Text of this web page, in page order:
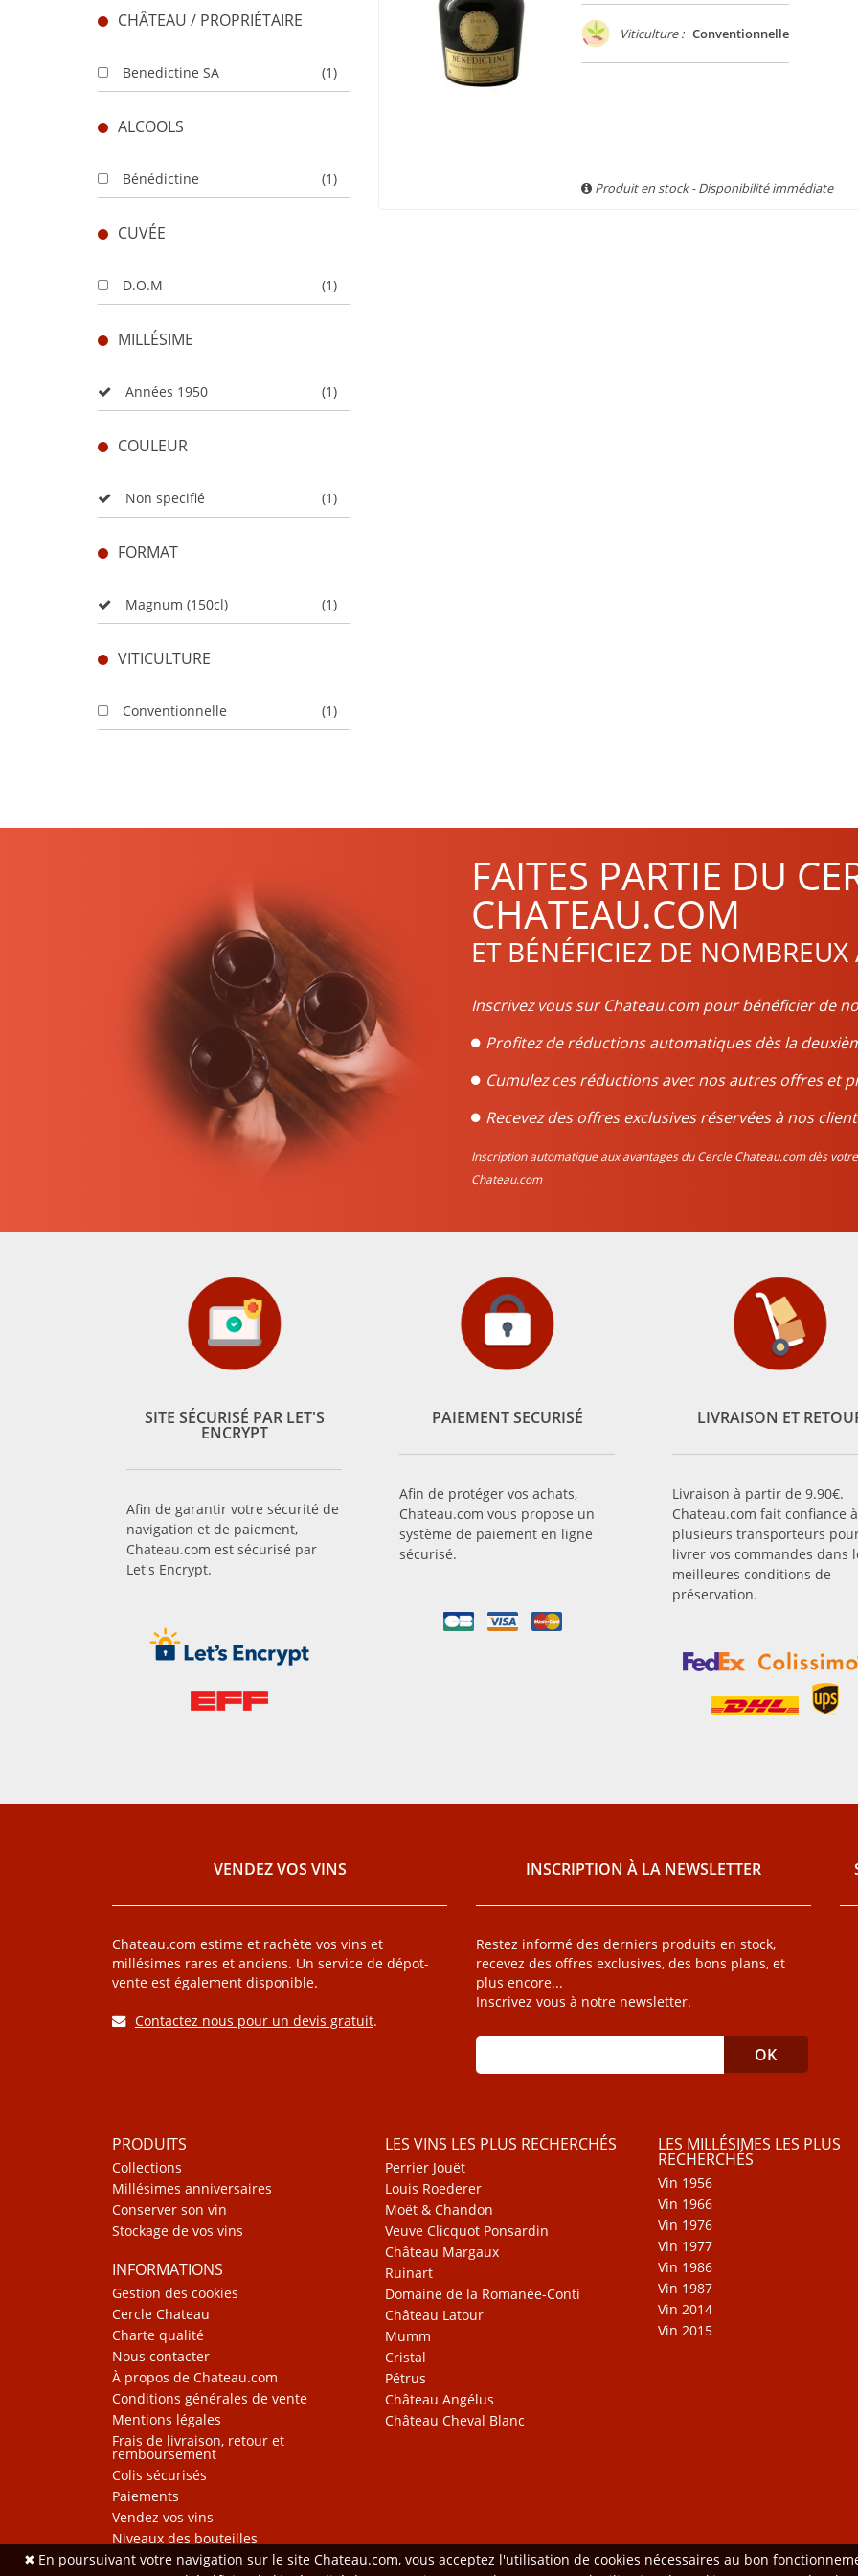
CHÂTEAU / PROPRIÉTAIRE
Benedictine SA (1)
ALCOOLS
Bénédictine (1)
CUVÉE
D.O.M (1)
MILLÉSIME
Années 1950 (1)
COULEUR
Non specifié (1)
FORMAT
Magnum (150cl) (1)
VITICULTURE
Conventionnelle (1)
Viticulture : Conventionnelle
Produit en stock - Disponibilité immédiate
FAITES PARTIE DU
CHATEAU.COM
ET BÉNÉFICIEZ DE
Inscrivez vous sur Chateau.com pour bénéficier de
Profitez de réductions automatiques dès la
Cumulez ces réductions avec nos autres offres et
Recevez des offres exclusives réservées à nos
Inscription automatique aux avantages du Cercle Chateau.com dès
Chateau.com
SITE SÉCURISÉ PAR LET'S
ENCRYPT
Afin de garantir votre sécurité de
navigation et de paiement,
Chateau.com est sécurisé par
Let's Encrypt.
PAIEMENT SECURISÉ
Afin de protéger vos achats,
Chateau.com vous propose un
système de paiement en ligne
sécurisé.
LIVRAISON ET
Livraison à partir de 9.90€.
Chateau.com fait confiance à
plusieurs transporteurs
livrer vos commandes dans
meilleures conditions de
préservation.
VENDEZ VOS VINS
Chateau.com estime et rachète vos vins et
millésimes rares et anciens. Un service de dépot-
vente est également disponible.
Contactez nous pour un devis gratuit.
INSCRIPTION À LA NEWSLETTER
Restez informé des derniers produits en stock,
recevez des offres exclusives, des bons plans, et
plus encore...
Inscrivez vous à notre newsletter.
PRODUITS
Collections
Millésimes anniversaires
Conserver son vin
Stockage de vos vins
INFORMATIONS
Gestion des cookies
Cercle Chateau
Charte qualité
Nous contacter
À propos de Chateau.com
Conditions générales de vente
Mentions légales
Frais de livraison, retour et
remboursement
Colis sécurisés
Paiements
Vendez vos vins
Niveaux des bouteilles
LES VINS LES PLUS RECHERCHÉS
Perrier Jouët
Louis Roederer
Moët & Chandon
Veuve Clicquot Ponsardin
Château Margaux
Ruinart
Domaine de la Romanée-Conti
Château Latour
Mumm
Cristal
Pétrus
Château Angélus
Château Cheval Blanc
LES MILLÉSIMES LES PLUS
RECHERCHÉS
Vin 1956
Vin 1966
Vin 1976
Vin 1977
Vin 1986
Vin 1987
Vin 2014
Vin 2015
✖ En poursuivant votre navigation sur le site Chateau.com, vous acceptez l'utilisation de cookies nécessaires au bon